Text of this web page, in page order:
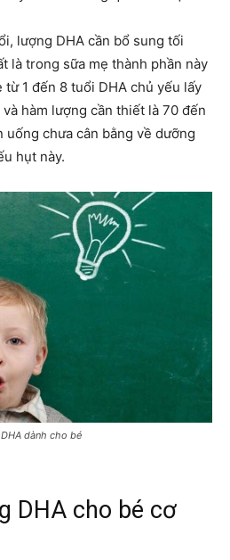
lượng DHA cần bổ sung tối
là trong sữa mẹ thành phần này
từ 1 đến 8 tuổi DHA chủ yếu lấy
hàm lượng cần thiết là 70 đến
uống chưa cân bằng về dưỡng
hụt này.
dành cho bé
DHA cho bé cơ